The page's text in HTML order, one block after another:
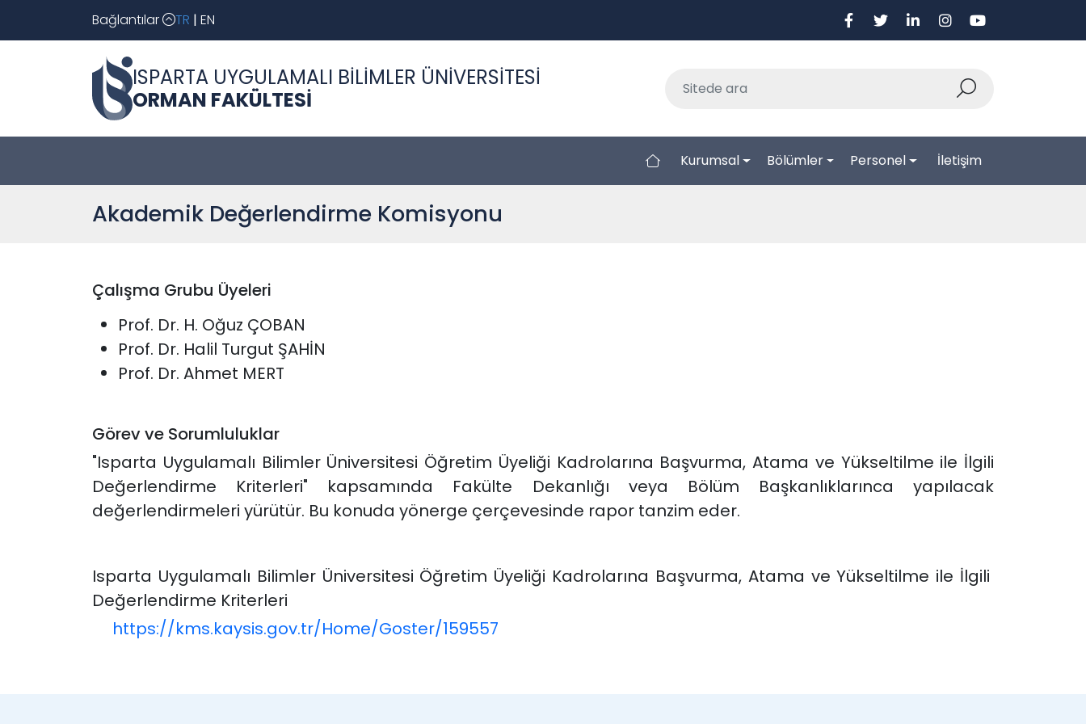
Bağlantılar TR | EN
ISPARTA UYGULAMALI BİLİMLER ÜNİVERSİTESİ
ORMAN FAKÜLTESİ
Kurumsal Bölümler Personel İletişim
Akademik Değerlendirme Komisyonu
Çalışma Grubu Üyeleri
Prof. Dr. H. Oğuz ÇOBAN
Prof. Dr. Halil Turgut ŞAHİN
Prof. Dr. Ahmet MERT
Görev ve Sorumluluklar
"Isparta Uygulamalı Bilimler Üniversitesi Öğretim Üyeliği Kadrolarına Başvurma, Atama ve Yükseltilme ile İlgili
Değerlendirme Kriterleri" kapsamında Fakülte Dekanlığı veya Bölüm Başkanlıklarınca yapılacak
değerlendirmeleri yürütür. Bu konuda yönerge çerçevesinde rapor tanzim eder.
Isparta Uygulamalı Bilimler Üniversitesi Öğretim Üyeliği Kadrolarına Başvurma, Atama ve Yükseltilme ile İlgili
Değerlendirme Kriterleri
https://kms.kaysis.gov.tr/Home/Goster/159557